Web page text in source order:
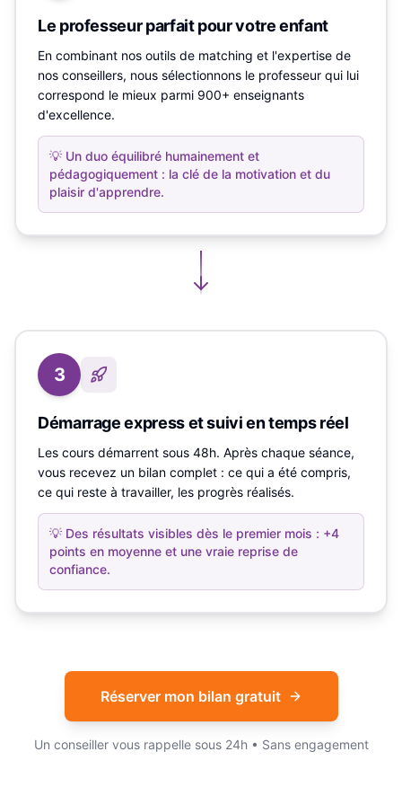
Le professeur parfait pour votre enfant
En combinant nos outils de matching et l'expertise de
nos conseillers, nous sélectionnons le professeur qui lui
correspond le mieux parmi 900+ enseignants
d'excellence.
💡 Un duo équilibré humainement et
pédagogiquement : la clé de la motivation et du
plaisir d'apprendre.
3
Démarrage express et suivi en temps réel
Les cours démarrent sous 48h. Après chaque séance,
vous recevez un bilan complet : ce qui a été compris,
ce qui reste à travailler, les progrès réalisés.
💡 Des résultats visibles dès le premier mois : +4
points en moyenne et une vraie reprise de
confiance.
Réserver mon bilan gratuit
Un conseiller vous rappelle sous 24h • Sans engagement